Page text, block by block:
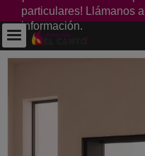
particulares! Llámanos al
información.